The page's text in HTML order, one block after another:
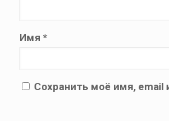
Имя *
Сохранить моё имя,